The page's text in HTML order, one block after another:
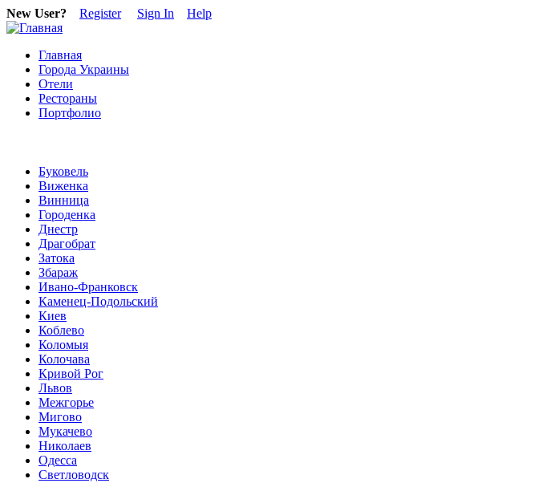
New User? Register Sign In Help
Главная
Города Украины
Отели
Рестораны
Портфолио
Буковель
Виженка
Винница
Городенка
Днестр
Драгобрат
Затока
Збараж
Ивано-Франковск
Каменец-Подольский
Киев
Коблево
Коломыя
Колочава
Кривой Рог
Львов
Межгорье
Мигово
Мукачево
Николаев
Одесса
Светловодск